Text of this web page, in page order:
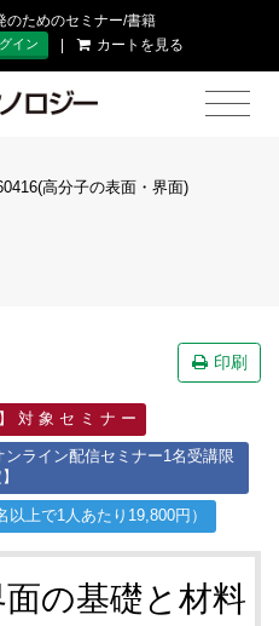
のためのセミナー/書籍
イン | カートを見る
高分子の表面・界面)
印刷
対 象 セ ミ ナ ー
ライン配信セミナー1名受講限
以上で1人あたり19,800円）
の基礎と材料